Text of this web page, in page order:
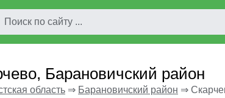
Барановичский район
область ⇒ Барановичский район ⇒